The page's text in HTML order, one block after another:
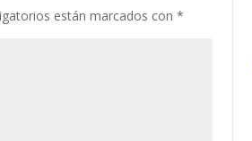
están marcados con*